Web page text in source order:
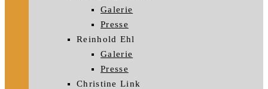
Galerie
Presse
Reinhold Ehl
Galerie
Presse
Christine Link